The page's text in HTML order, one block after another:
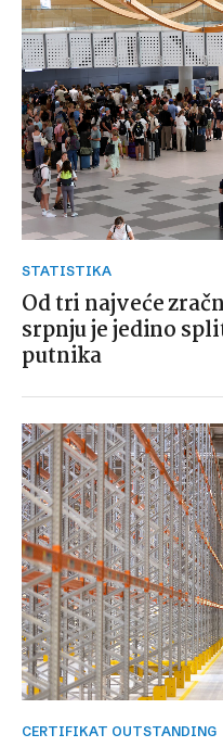
STATISTIKA
Od tri najveće
srpnju je jedino
putnika
CERTIFIKAT OUTSTANDING